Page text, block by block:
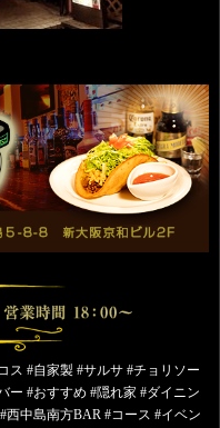
ス #自家製 #サルサ #チョリソー
ー #おすすめ #隠れ家 #ダイニン
西中島南方BAR #コース #イベン